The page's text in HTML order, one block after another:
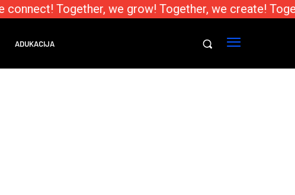
Together, we grow! Together, we create!
ADUKACIJA